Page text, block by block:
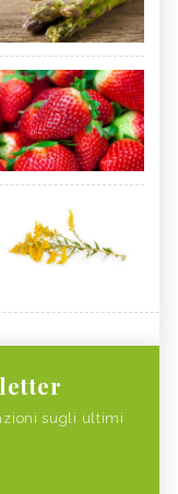
sugli ultimi